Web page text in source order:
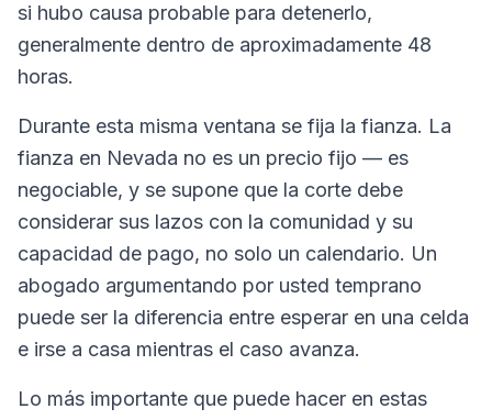
si hubo causa probable para detenerlo,
generalmente dentro de aproximadamente 48
horas.
Durante esta misma ventana se fija la fianza. La
fianza en Nevada no es un precio fijo — es
negociable, y se supone que la corte debe
considerar sus lazos con la comunidad y su
capacidad de pago, no solo un calendario. Un
abogado argumentando por usted temprano
puede ser la diferencia entre esperar en una celda
e irse a casa mientras el caso avanza.
Lo más importante que puede hacer en estas